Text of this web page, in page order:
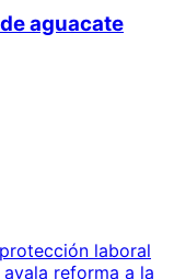
aguacate
laboral
reforma a la